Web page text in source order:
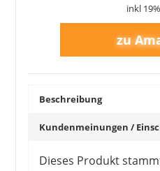
10
>
inkl
Beschreibung
Kundenmeinungen /
Dieses Produkt